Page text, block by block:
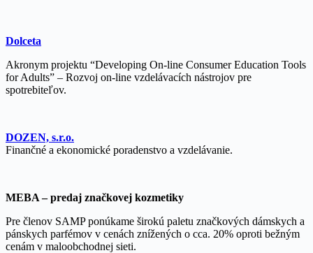
Dolceta
Akronym projektu “Developing On-line Consumer Education Tools
for Adults” – Rozvoj on-line vzdelávacích nástrojov pre
spotrebiteľov.
DOZEN, s.r.o.
Finančné a ekonomické poradenstvo a vzdelávanie.
MEBA – predaj značkovej kozmetiky
Pre členov SAMP ponúkame širokú paletu značkových dámskych a
pánskych parfémov v cenách znížených o cca. 20% oproti bežným
cenám v maloobchodnej sieti.